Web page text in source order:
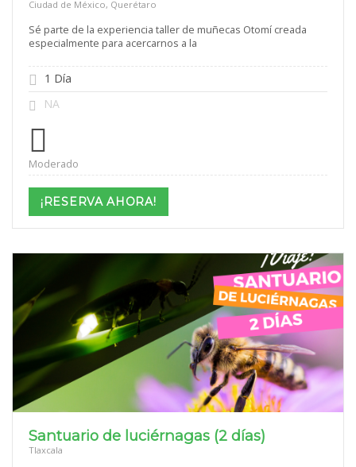
Ciudad de México, Querétaro
Sé parte de la experiencia taller de muñecas Otomí creada
especialmente para acercarnos a la
1 Día
NA
Moderado
¡RESERVA AHORA!
Santuario de luciérnagas (2 días)
Tlaxcala